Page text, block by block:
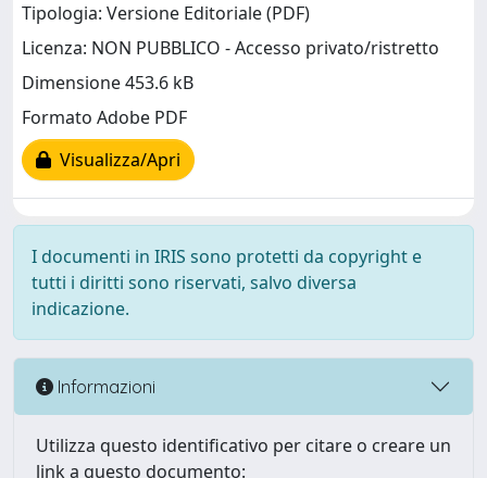
Tipologia: Versione Editoriale (PDF)
Licenza: NON PUBBLICO - Accesso privato/ristretto
Dimensione 453.6 kB
Formato Adobe PDF
Visualizza/Apri
I documenti in IRIS sono protetti da copyright e
tutti i diritti sono riservati, salvo diversa
indicazione.
Informazioni
Utilizza questo identificativo per citare o creare un
link a questo documento: